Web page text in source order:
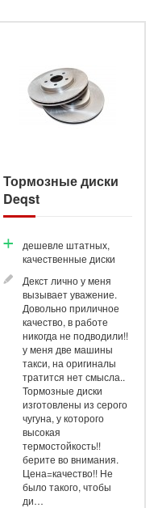
Тормозные диски
Deqst
дешевле штатных,
качественные диски
Декст лично у меня
вызывает уважение.
Довольно приличное
качество, в работе
никогда не подводили!!
у меня две машины
такси, на оригиналы
тратится нет смысла..
Тормозные диски
изготовлены из серого
чугуна, у которого
высокая
термостойкость!!
берите во внимания.
Цена=качество!! Не
было такого, чтобы
ди…